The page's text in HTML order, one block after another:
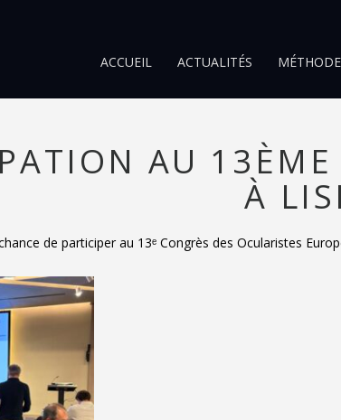
ACCUEIL ACTUALITÉS
AU 13ÈME
À
de participer au 13ᵉ Congrès des Ocularistes